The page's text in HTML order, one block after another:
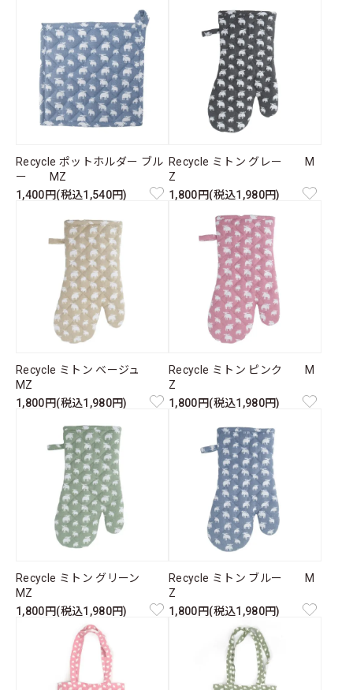
Recycle ポットホルダー ブル
ー MZ
1,400円(税込1,540円)
Recycle ミトン グレー M
Z
1,800円(税込1,980円)
Recycle ミトン ベージュ
MZ
1,800円(税込1,980円)
Recycle ミトン ピンク M
Z
1,800円(税込1,980円)
Recycle ミトン グリーン
MZ
1,800円(税込1,980円)
Recycle ミトン ブルー M
Z
1,800円(税込1,980円)